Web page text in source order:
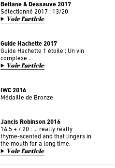
Bettane & Dessauve 2017
Sélectionné 2017 : 13/20
Voir l'article
Guide Hachette 2017
Guide Hachette 1 étoile : Un vin
complexe ...
Voir l'article
IWC 2016
Médaille de Bronze
Jancis Robinson 2016
16.5 + / 20 : ... really really
thyme-scented and that lingers in
the mouth for a long time.
Voir l'article